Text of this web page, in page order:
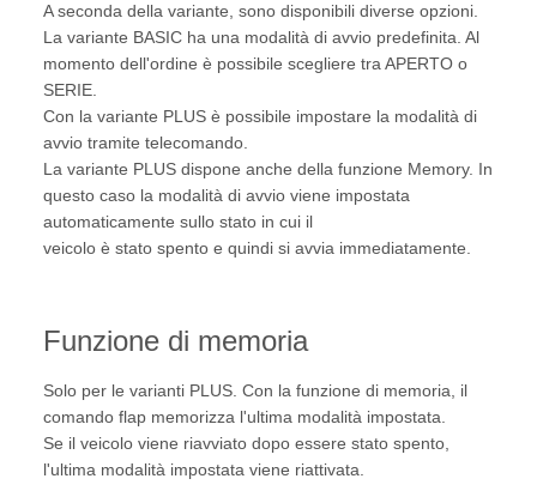
A seconda della variante, sono disponibili diverse opzioni.
La variante BASIC ha una modalità di avvio predefinita. Al
momento dell'ordine è possibile scegliere tra APERTO o
SERIE.
Con la variante PLUS è possibile impostare la modalità di
avvio tramite telecomando.
La variante PLUS dispone anche della funzione Memory. In
questo caso la modalità di avvio viene impostata
automaticamente sullo stato in cui il
veicolo è stato spento e quindi si avvia immediatamente.
Funzione di memoria
Solo per le varianti PLUS. Con la funzione di memoria, il
comando flap memorizza l'ultima modalità impostata.
Se il veicolo viene riavviato dopo essere stato spento,
l'ultima modalità impostata viene riattivata.